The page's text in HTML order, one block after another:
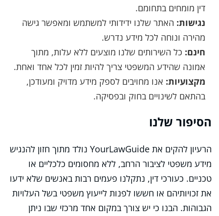
דין מומחים בתחומם.
נגישות: האתר שלנו ידידותי למשתמש ומאפשר גישה
מהירה ונוחה לכל מידע נדרש.
חינם: כל השירותים שלנו מוצעים ללא עלות, מתוך
אמונה שהידע המשפטי צריך להיות זמין לכל אחד ואחת.
מקצועיות: אנו מחויבים לספק מידע מדויק ומעודכן,
בהתאם לשינויים בחוק ובפסיקה.
הסיפור שלנו
הרעיון להקים את YourLawGuide נולד מתוך חזון להנגיש
מידע משפטי לציבור הרחב, ללא מחסומים כלכליים או
טכניים. כעורכי דין, נתקלנו פעמים רבות באנשים שלא ידעו
את זכויותיהם או חששו לפנות לייעוץ משפטי בשל העלויות
הגבוהות. הבנו כי יש צורך במקום אחד מרכזי שבו ניתן